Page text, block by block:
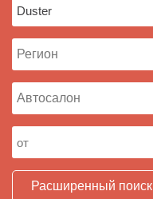
Расширенный поиск